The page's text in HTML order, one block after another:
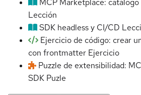
MCP Marketplace:
Lección
SDK headless y CI/CD
Ejercicio de código: crear
con frontmatter Ejercicio
Puzzle de extensibilidad:
SDK Puzle